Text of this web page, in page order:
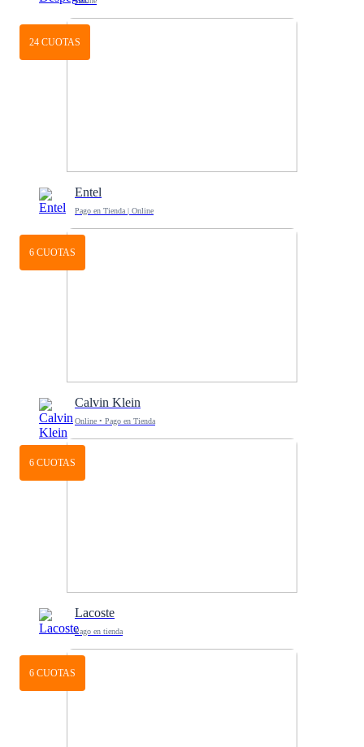
24 CUOTAS
Entel
Pago en Tienda | Online
6 CUOTAS
Calvin Klein
Online • Pago en Tienda
6 CUOTAS
Lacoste
Pago en tienda
6 CUOTAS